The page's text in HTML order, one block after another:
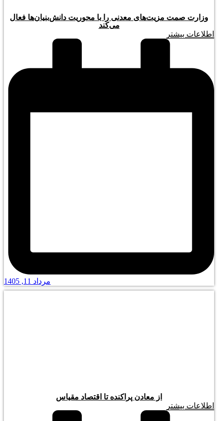
وزارت صمت مزیت‌های معدنی را با محوریت دانش‌بنیان‌ها فعال
می‌کند
اطلاعات بیشتر
مرداد 11, 1405
از معادن پراکنده تا اقتصاد مقیاس
اطلاعات بیشتر